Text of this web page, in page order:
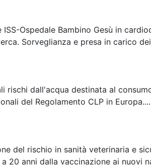
Ospedale Bambino Gesù in
Sorveglianza e presa in carico
rischi dall'acqua destinata al
del Regolamento CLP in Europa....
del rischio in sanità veterinaria e
20 anni dalla vaccinazione ai nuovi